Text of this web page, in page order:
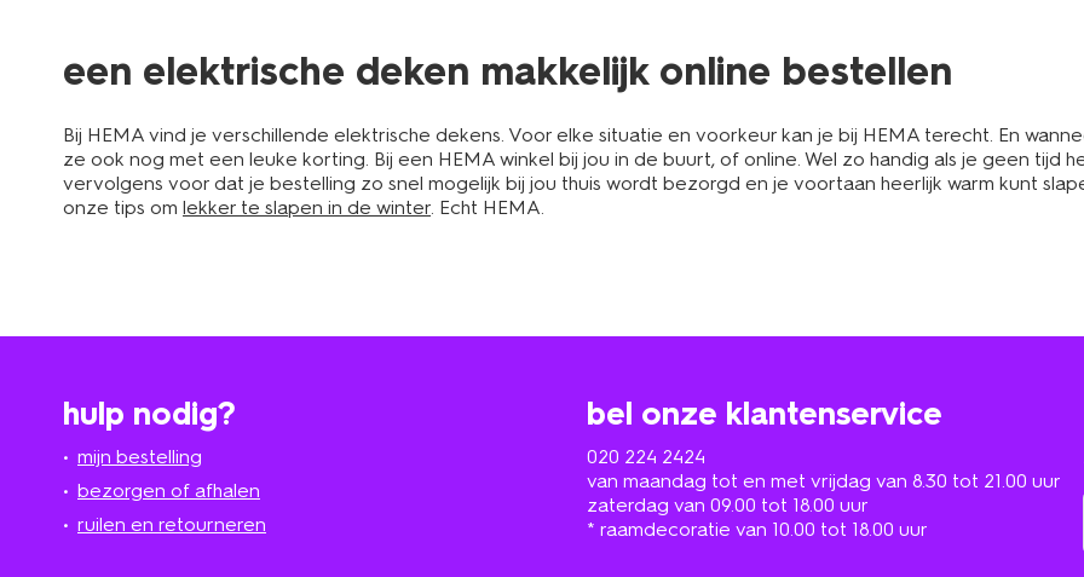
een elektrische deken makkelijk online bestellen
Bij HEMA vind je verschillende elektrische dekens. Voor elke situatie en voorkeur kan je bij HEMA terecht. En
ze ook nog met een leuke korting. Bij een HEMA winkel bij jou in de buurt, of online. Wel zo handig als je geen tijd
vervolgens voor dat je bestelling zo snel mogelijk bij jou thuis wordt bezorgd en je voortaan heerlijk warm kunt
onze tips om lekker te slapen in de winter. Echt HEMA.
hulp nodig?
mijn bestelling
bezorgen of afhalen
ruilen en retourneren
bel onze klantenservice
020 224 2424
van maandag tot en met vrijdag van 8.30 tot 21.00 uur
zaterdag van 09.00 tot 18.00 uur
* raamdecoratie van 10.00 tot 18.00 uur